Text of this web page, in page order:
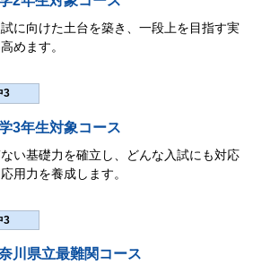
に向けた土台を築き、一段上を目指す実
めます。
3
3年生対象コース
い基礎力を確立し、どんな入試にも対応
用力を養成します。
3
川県立最難関コース